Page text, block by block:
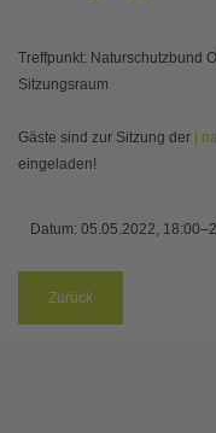
Treffpunkt: Naturschutzbund
Sitzungsraum
Gäste sind zur Sitzung der |
eingeladen!
Datum: 05.05.2022,
Zurück